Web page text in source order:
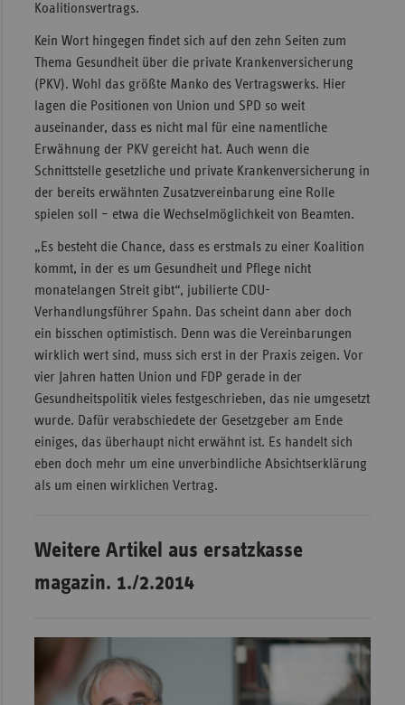
Koalitionsvertrags.
Kein Wort hingegen findet sich auf den zehn Seiten zum
Thema Gesundheit über die private Krankenversicherung
(PKV). Wohl das größte Manko des Vertragswerks. Hier
lagen die Positionen von Union und SPD so weit
auseinander, dass es nicht mal für eine namentliche
Erwähnung der PKV gereicht hat. Auch wenn die
Schnittstelle gesetzliche und private Krankenversicherung in
der bereits erwähnten Zusatzvereinbarung eine Rolle
spielen soll – etwa die Wechselmöglichkeit von Beamten.
„Es besteht die Chance, dass es erstmals zu einer Koalition
kommt, in der es um Gesundheit und Pflege nicht
monatelangen Streit gibt“, jubilierte CDU-
Verhandlungsführer Spahn. Das scheint dann aber doch
ein bisschen optimistisch. Denn was die Vereinbarungen
wirklich wert sind, muss sich erst in der Praxis zeigen. Vor
vier Jahren hatten Union und FDP gerade in der
Gesundheitspolitik vieles festgeschrieben, das nie umgesetzt
wurde. Dafür verabschiedete der Gesetzgeber am Ende
einiges, das überhaupt nicht erwähnt ist. Es handelt sich
eben doch mehr um eine unverbindliche Absichtserklärung
als um einen wirklichen Vertrag.
Weitere Artikel aus ersatzkasse
magazin. 1./2.2014